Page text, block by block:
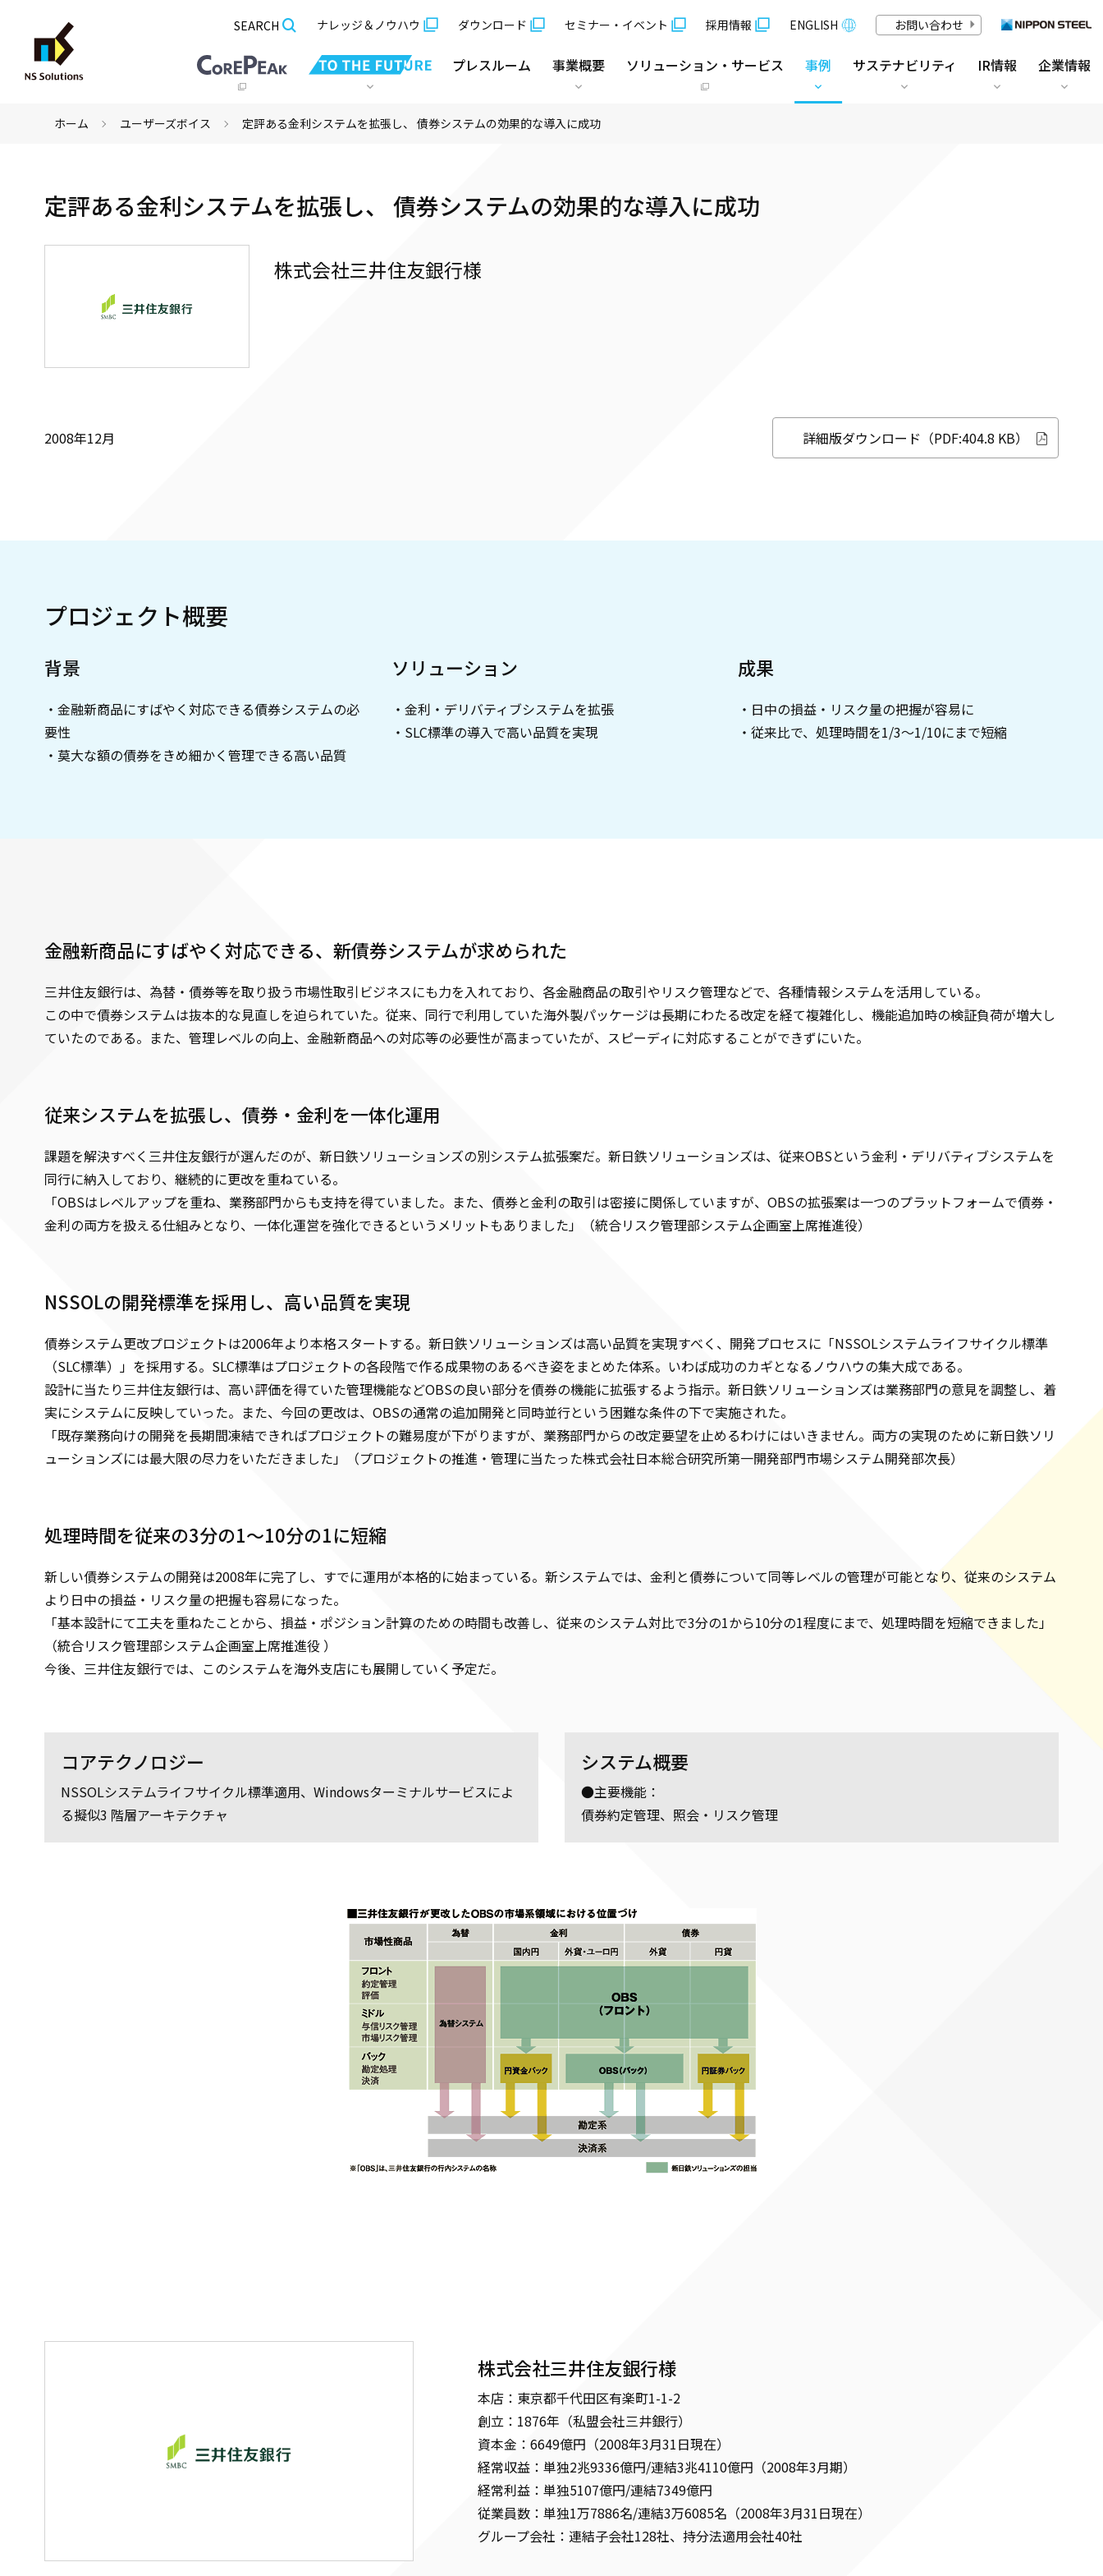
SEARCH ナレッジ＆ノウハウ ダウンロード セミナー・イベント 採用情報 ENGLISH お問い合わせ
プレスルーム 事業概要 ソリューション・サービス 事例 サステナビリティ IR情報 企業情報
ホーム ユーザーズボイス 定評ある金利システムを拡張し、 債券システムの効果的な導入に成功
定評ある金利システムを拡張し、 債券システムの効果的な導入に成功
株式会社三井住友銀行様
2008年12月 詳細版ダウンロード（PDF:404.8 KB）
プロジェクト概要
背景
・金融新商品にすばやく対応できる債券システムの必
要性
・莫大な額の債券をきめ細かく管理できる高い品質
ソリューション
・金利・デリバティブシステムを拡張
・SLC標準の導入で高い品質を実現
成果
・日中の損益・リスク量の把握が容易に
・従来比で、処理時間を1/3～1/10にまで短縮
金融新商品にすばやく対応できる、新債券システムが求められた
三井住友銀行は、為替・債券等を取り扱う市場性取引ビジネスにも力を入れており、各金融商品の取引やリスク管理などで、各種情報システムを活用している。
この中で債券システムは抜本的な見直しを迫られていた。従来、同行で利用していた海外製パッケージは長期にわたる改定を経て複雑化し、機能追加時の検証負荷が増大し
ていたのである。また、管理レベルの向上、金融新商品への対応等の必要性が高まっていたが、スピーディに対応することができずにいた。
従来システムを拡張し、債券・金利を一体化運用
課題を解決すべく三井住友銀行が選んだのが、新日鉄ソリューションズの別システム拡張案だ。新日鉄ソリューションズは、従来OBSという金利・デリバティブシステムを
同行に納入しており、継続的に更改を重ねている。
「OBSはレベルアップを重ね、業務部門からも支持を得ていました。また、債券と金利の取引は密接に関係していますが、OBSの拡張案は一つのプラットフォームで債券・
金利の両方を扱える仕組みとなり、一体化運営を強化できるというメリットもありました」（統合リスク管理部システム企画室上席推進役）
NSSOLの開発標準を採用し、高い品質を実現
債券システム更改プロジェクトは2006年より本格スタートする。新日鉄ソリューションズは高い品質を実現すべく、開発プロセスに「NSSOLシステムライフサイクル標準
（SLC標準）」を採用する。SLC標準はプロジェクトの各段階で作る成果物のあるべき姿をまとめた体系。いわば成功のカギとなるノウハウの集大成である。
設計に当たり三井住友銀行は、高い評価を得ていた管理機能などOBSの良い部分を債券の機能に拡張するよう指示。新日鉄ソリューションズは業務部門の意見を調整し、着
実にシステムに反映していった。また、今回の更改は、OBSの通常の追加開発と同時並行という困難な条件の下で実施された。
「既存業務向けの開発を長期間凍結できればプロジェクトの難易度が下がりますが、業務部門からの改定要望を止めるわけにはいきません。両方の実現のために新日鉄ソリ
ューションズには最大限の尽力をいただきました」（プロジェクトの推進・管理に当たった株式会社日本総合研究所第一開発部門市場システム開発部次長）
処理時間を従来の3分の1～10分の1に短縮
新しい債券システムの開発は2008年に完了し、すでに運用が本格的に始まっている。新システムでは、金利と債券について同等レベルの管理が可能となり、従来のシステム
より日中の損益・リスク量の把握も容易になった。
「基本設計にて工夫を重ねたことから、損益・ポジション計算のための時間も改善し、従来のシステム対比で3分の1から10分の1程度にまで、処理時間を短縮できました」
（統合リスク管理部システム企画室上席推進役 ）
今後、三井住友銀行では、このシステムを海外支店にも展開していく予定だ。
コアテクノロジー
NSSOLシステムライフサイクル標準適用、Windowsターミナルサービスによ
る擬似3 階層アーキテクチャ
システム概要
●主要機能：
債券約定管理、照会・リスク管理
株式会社三井住友銀行様
本店：東京都千代田区有楽町1-1-2
創立：1876年（私盟会社三井銀行）
資本金：6649億円（2008年3月31日現在）
経常収益：単独2兆9336億円/連結3兆4110億円（2008年3月期）
経常利益：単独5107億円/連結7349億円
従業員数：単独1万7886名/連結3万6085名（2008年3月31日現在）
グループ会社：連結子会社128社、持分法適用会社40社